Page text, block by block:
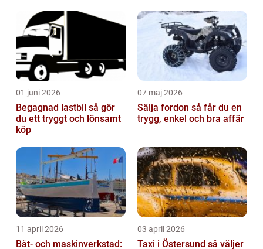
01 juni 2026
Begagnad lastbil så gör
du ett tryggt och lönsamt
köp
07 maj 2026
Sälja fordon så får du en
trygg, enkel och bra affär
11 april 2026
Båt- och maskinverkstad:
03 april 2026
Taxi i Östersund så väljer